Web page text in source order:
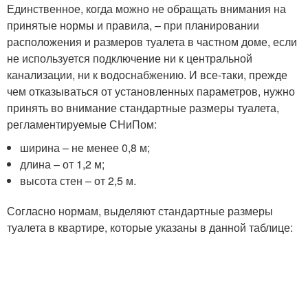
Единственное, когда можно не обращать внимания на
принятые нормы и правила, – при планировании
расположения и размеров туалета в частном доме, если
не используется подключение ни к центральной
канализации, ни к водоснабжению. И все-таки, прежде
чем отказываться от установленных параметров, нужно
принять во внимание стандартные размеры туалета,
регламентируемые СНиПом:
ширина – не менее 0,8 м;
длина – от 1,2 м;
высота стен – от 2,5 м.
Согласно нормам, выделяют стандартные размеры
туалета в квартире, которые указаны в данной таблице: